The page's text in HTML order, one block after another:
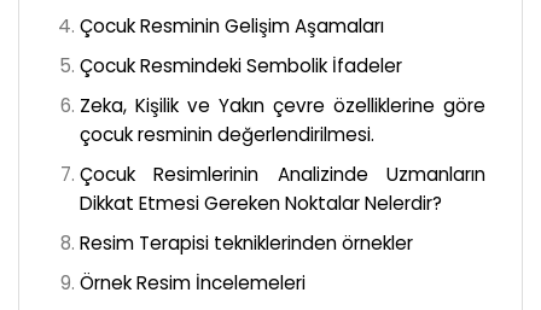
Çocuk Resminin Gelişim Aşamaları
Çocuk Resmindeki Sembolik İfadeler
Zeka, Kişilik ve Yakın çevre özelliklerine göre
çocuk resminin değerlendirilmesi.
Çocuk Resimlerinin Analizinde Uzmanların
Dikkat Etmesi Gereken Noktalar Nelerdir?
Resim Terapisi tekniklerinden örnekler
Örnek Resim İncelemeleri